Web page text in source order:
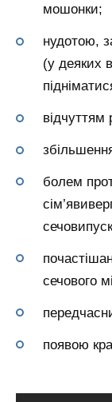
мошонки;
нудотою,
(у деяких
відчуттям
болем
сечового
появою